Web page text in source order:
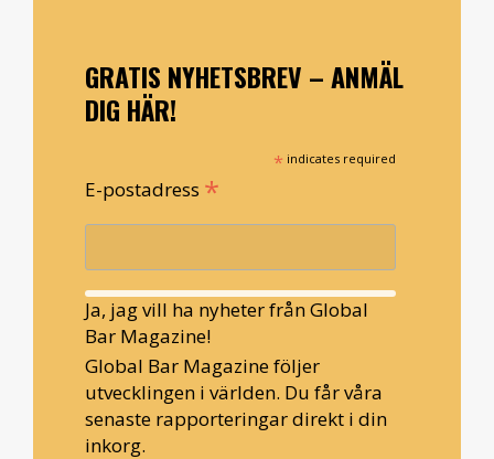
GRATIS NYHETSBREV – ANMÄL
DIG HÄR!
* indicates required
E-postadress *
Ja, jag vill ha nyheter från Global
Bar Magazine!
Global Bar Magazine följer
utvecklingen i världen. Du får våra
senaste rapporteringar direkt i din
inkorg.